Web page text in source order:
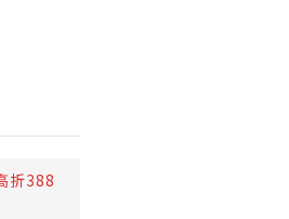
折388